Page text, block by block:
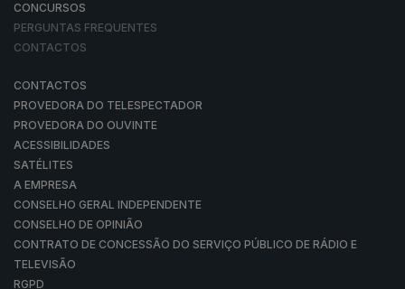
CONCURSOS
PERGUNTAS FREQUENTES
CONTACTOS
CONTACTOS
PROVEDORA DO TELESPECTADOR
PROVEDORA DO OUVINTE
ACESSIBILIDADES
SATÉLITES
A EMPRESA
CONSELHO GERAL INDEPENDENTE
CONSELHO DE OPINIÃO
CONTRATO DE CONCESSÃO DO SERVIÇO PÚBLICO DE RÁDIO E
TELEVISÃO
RGPD